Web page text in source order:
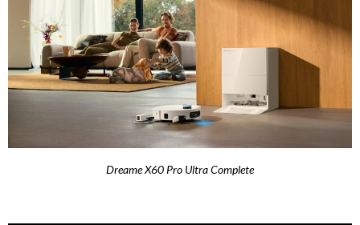
Dreame X60 Pro Ultra Complete